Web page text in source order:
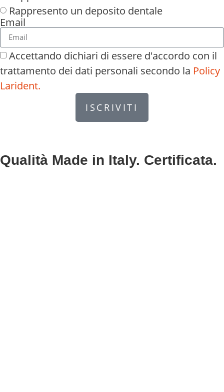
Rappresento un deposito dentale
Email
Accettando dichiari di essere d'accordo con il
trattamento dei dati personali secondo la Policy
Larident.
ISCRIVITI
Qualità Made in Italy. Certificata.